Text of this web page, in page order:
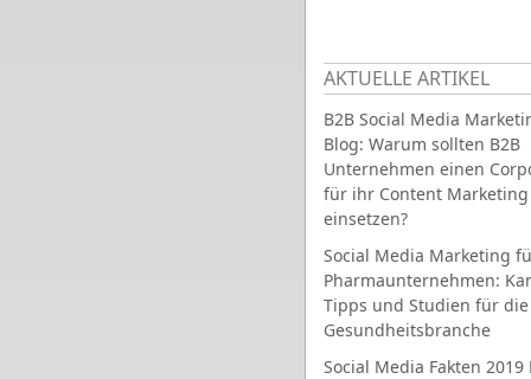
AKTUELLE ARTIKEL
B2B Social Media
Blog: Warum sollten B2B
Unternehmen einen
für ihr Content Marketing
einsetzen?
Social Media Marketing
Pharmaunternehmen:
Tipps und Studien für die
Gesundheitsbranche
Social Media Fakten 2019